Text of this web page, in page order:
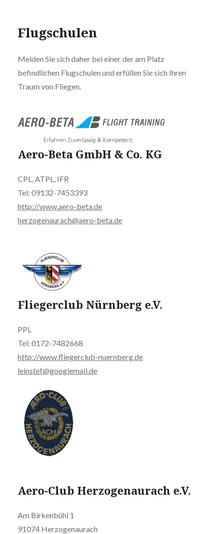
Flugschulen
Melden Sie sich daher bei einer der am Platz
befindlichen Flugschulen und erfüllen Sie sich Ihren
Traum von Fliegen.
Aero-Beta GmbH & Co. KG
CPL, ATPL, IFR
Tel: 09132-7453393
http://www.aero-beta.de
herzogenaurach@aero-beta.de
Fliegerclub Nürnberg e.V.
PPL
Tel: 0172-7482668
http://www.fliegerclub-nuernberg.de
leinstef@googlemail.de
Aero-Club Herzogenaurach e.V.
Am Birkenbühl 1
91074 Herzogenaurach